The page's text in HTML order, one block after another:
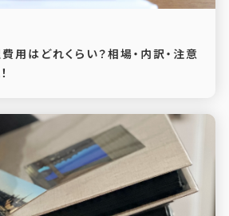
用はどれくらい？相場・内訳・注意